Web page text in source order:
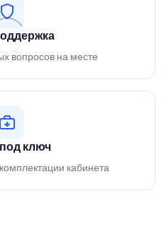
вопросов на месте
ключ
кабинета